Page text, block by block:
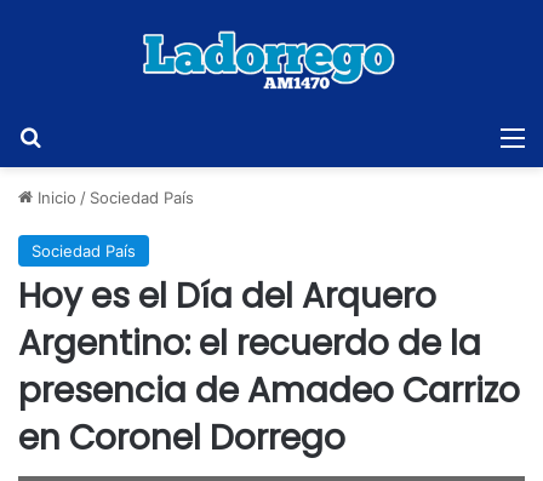
Inicio / Sociedad País
Sociedad País
Hoy es el Día del Arquero
Argentino: el recuerdo de la
presencia de Amadeo Carrizo
en Coronel Dorrego